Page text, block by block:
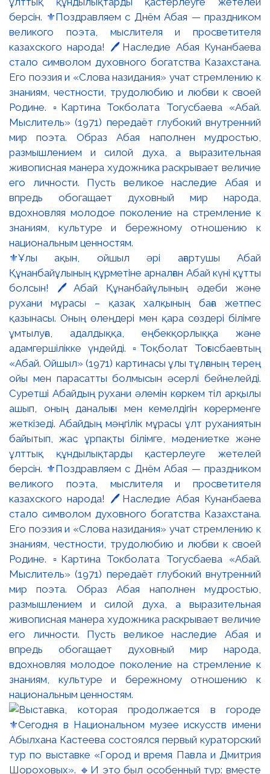
⚜️Ұлы ақын, ойшыл әрі ағартушы Абай
Құнанбайұлының құрметіне арналған Абай күні құтты
болсын! 🖊️Абай Құнанбайұлының әдеби және
рухани мұрасы – қазақ халқының баға жетпес
қазынасы. Оның өлеңдері мен қара сөздері білімге
ұмтылуға, адалдыққа, еңбекқорлыққа және
адамгершілікке үндейді. ▫️Тоқболат Тоғысбаевтың
«Абай. Ойшыл» (1971) картинасы ұлы тұлғаның терең
ойы мен парасатты болмысын әсерлі бейнелейді.
Суретші Абайдың рухани әлемін көркем тіл арқылы
ашып, оның даналығы мен кемелдігін көрерменге
жеткізеді. Абайдың мәңгілік мұрасы ұлт руханиятын
байытып, жас ұрпақты білімге, мәдениетке және
ұлттық құндылықтарды қастерлеуге жетелей
берсін. ⚜️Поздравляем с Днём Абая — праздником
великого поэта, мыслителя и просветителя
казахского народа! 🖊️Наследие Абая Кунанбаева
стало символом духовного богатства Казахстана.
Его поэзия и «Слова назидания» учат стремлению к
знаниям, честности, трудолюбию и любви к своей
Родине. ▫️Картина Токболата Тогусбаева «Абай.
Мыслитель» (1971) передаёт глубокий внутренний
мир поэта. Образ Абая наполнен мудростью,
размышлением и силой духа, а выразительная
живописная манера художника раскрывает величие
его личности. Пусть великое наследие Абая и
впредь обогащает духовный мир народа,
вдохновляя молодое поколение на стремление к
знаниям, культуре и бережному отношению к
национальным ценностям.